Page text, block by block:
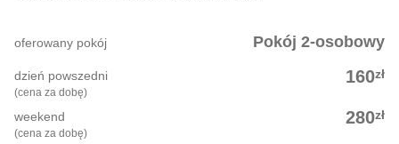
Pokój 2-osobowy
oferowany pokój
160zł
dzień powszedni
(cena za dobę)
280zł
weekend
(cena za dobę)